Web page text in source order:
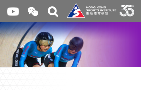
開
合
微
信
二
維
碼
關
搜
尋